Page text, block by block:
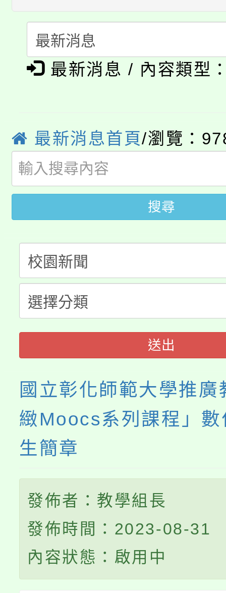
代理(課)教師甄選結果(
公告本校115學年度第
代理(課)教師甄選結果(
轉知中國文化大學推廣
《TA101》溝通分析基
系所師生報名參加。
淨零綠生活教案入校路
學籍身 分審查程序及
版
淨零綠領人才培育課程
公告本校115學年度第
代理(課)教師甄選結果(
「2026金融保險知識
車」活動
桃園市115學年度學生
生本土語及新住民語歌
代理(課)教師甄選結果(
公告本校115學年度第
代理(課)教師甄選結果(
轉知中國文化大學推廣
《TA101》溝通分析基
程，歡迎學生輔導中心
系所師生報名參加。
最新消息 / 內容類型
最新消息首頁/瀏覽：
搜尋
送出
國立彰化師範大學推廣
緻Moocs系列課程」
生簡章
發佈者：教學組長
發佈時間：2023-08-31
內容狀態：啟用中